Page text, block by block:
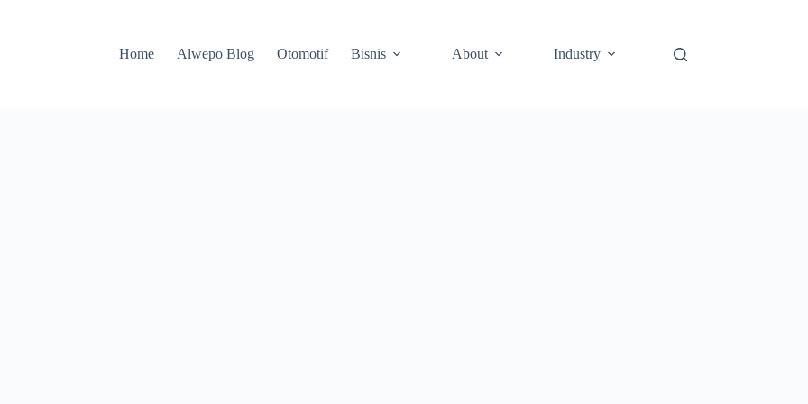
Home
Alwepo Blog Otomotif Bisnis About Industry